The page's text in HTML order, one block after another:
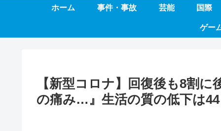
ホーム 事件・事故 芸能 国際
ゲー
【新型コロナ】回復後も8割
の痛み…』生活の質の低下は44